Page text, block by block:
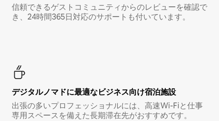
信頼できるゲストコミュニティからのレビューを確認で
き、24時間365日対応のサポートも付いています。
デジタルノマド⁠に最⁠適⁠なビ⁠ジ⁠ネ⁠ス⁠向⁠け宿⁠泊⁠施⁠設
出張の多いプロフェッショナルには、高速Wi-Fiと仕事
専用スペースを備えた長期滞在先がおすすめです。